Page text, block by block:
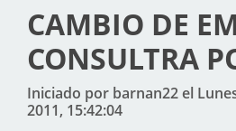
CAMBIO DE
CONSULTRA
Iniciado por barnan22 el
2011, 15:42:04